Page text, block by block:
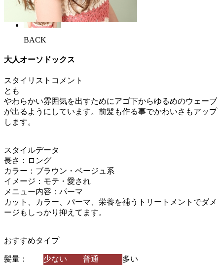
BACK
大人オーソドックス
スタイリストコメント
とも
やわらかい雰囲気を出すためにアゴ下からゆるめのウェーブ
が出るようにしています。前髪も作る事でかわいさもアップ
します。
スタイルデータ
長さ：ロング
カラー：ブラウン・ベージュ系
イメージ：モテ・愛され
メニュー内容：パーマ
カット、カラー、パーマ、栄養を補うトリートメントでダメ
ージもしっかり抑えてます。
おすすめタイプ
髪量： 少ない 普通 多い